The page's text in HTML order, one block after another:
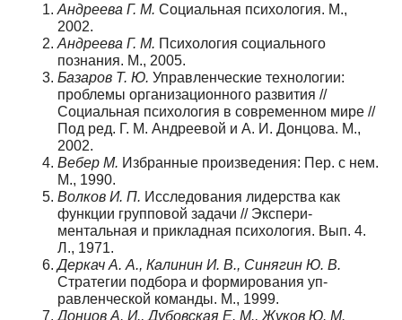
Андреева Г. М. Социальная психология. М.,
2002.
Андреева Г. М. Психология социального
познания. М., 2005.
Базаров Т. Ю. Управленческие технологии:
проблемы организационного разви­тия //
Социальная психология в современном мире //
Под ред. Г. М. Андреевой и А. И. Донцова. М.,
2002.
Вебер М. Избранные произведения: Пер. с нем.
М., 1990.
Волков И. П. Исследования лидерства как
функции групповой задачи // Экспери­
ментальная и прикладная психология. Вып. 4.
Л., 1971.
Деркач А. А., Калинин И. В., Синягин Ю. В.
Стратегии подбора и формирования уп­
равленческой команды. М., 1999.
Донцов А. И., Дубовская Е. М., Жуков Ю. М.